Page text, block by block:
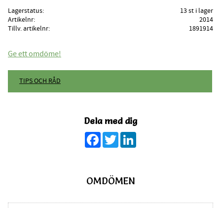
Lagerstatus
13 st i lager
Artikelnr
2014
Tillv. artikelnr
1891914
Ge ett omdöme!
TIPS OCH RÅD
Dela med dig
Facebook
Twitter
OMDÖMEN